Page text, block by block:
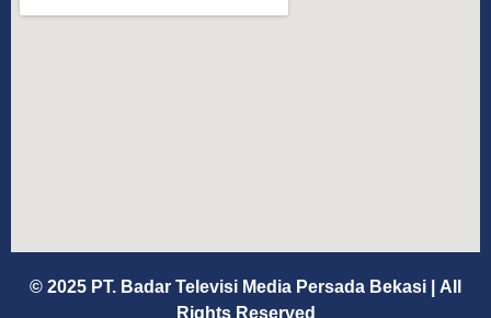
© 2025 PT. Badar Televisi Media Persada Bekasi
All
Rights Reserved